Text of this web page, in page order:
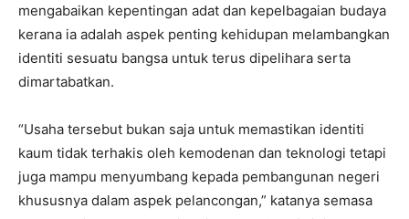
mengabaikan kepentingan adat dan kepelbagaian budaya
kerana ia adalah aspek penting kehidupan melambangkan
identiti sesuatu bangsa untuk terus dipelihara serta
dimartabatkan.
“Usaha tersebut bukan saja untuk memastikan identiti
kaum tidak terhakis oleh kemodenan dan teknologi tetapi
juga mampu menyumbang kepada pembangunan negeri
khususnya dalam aspek pelancongan,” katanya semasa